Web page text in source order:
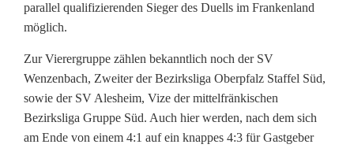
g
t
i
o
parallel qualifizierenden Sieger des Duells im Frankenland
möglich.
Zur Vierergruppe zählen bekanntlich noch der SV
Wenzenbach, Zweiter der Bezirksliga Oberpfalz Staffel Süd,
sowie der SV Alesheim, Vize der mittelfränkischen
Bezirksliga Gruppe Süd. Auch hier werden, nach dem sich
am Ende von einem 4:1 auf ein knappes 4:3 für Gastgeber